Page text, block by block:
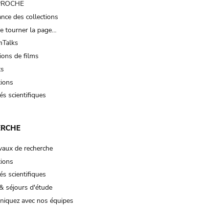
des collections
tourner la page…
de films
scientifiques
de recherche
scientifiques
séjours d'étude
avec nos équipes